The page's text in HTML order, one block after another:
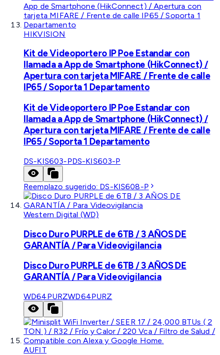
HIKVISION
Kit de Videoportero IP Poe Estandar con
llamada a App de Smartphone (HikConnect) /
Apertura con tarjeta MIFARE / Frente de calle
IP65 / Soporta 1 Departamento
Kit de Videoportero IP Poe Estandar con
llamada a App de Smartphone (HikConnect) /
Apertura con tarjeta MIFARE / Frente de calle
IP65 / Soporta 1 Departamento
DS-KIS603-PDS-KIS603-P
Reemplazo sugerido: DS-KIS608-P
Western Digital (WD)
Disco Duro PURPLE de 6TB / 3 AÑOS DE
GARANTÍA / Para Videovigilancia
Disco Duro PURPLE de 6TB / 3 AÑOS DE
GARANTÍA / Para Videovigilancia
WD64PURZWD64PURZ
AUFIT